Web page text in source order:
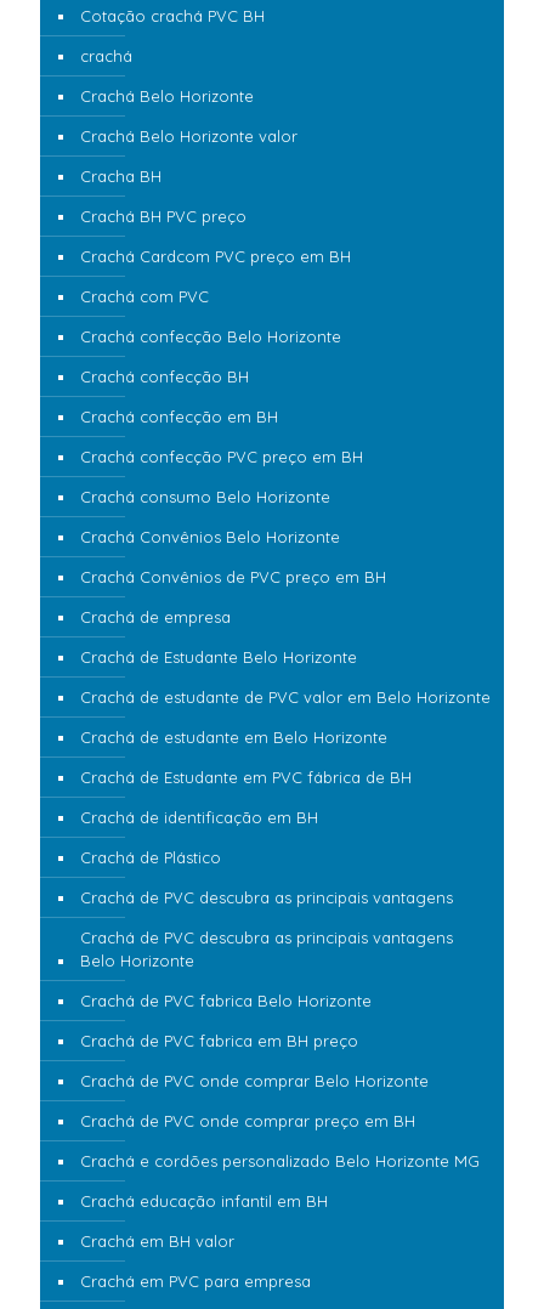
Cotação crachá PVC BH
crachá
Crachá Belo Horizonte
Crachá Belo Horizonte valor
Cracha BH
Crachá BH PVC preço
Crachá Cardcom PVC preço em BH
Crachá com PVC
Crachá confecção Belo Horizonte
Crachá confecção BH
Crachá confecção em BH
Crachá confecção PVC preço em BH
Crachá consumo Belo Horizonte
Crachá Convênios Belo Horizonte
Crachá Convênios de PVC preço em BH
Crachá de empresa
Crachá de Estudante Belo Horizonte
Crachá de estudante de PVC valor em Belo Horizonte
Crachá de estudante em Belo Horizonte
Crachá de Estudante em PVC fábrica de BH
Crachá de identificação em BH
Crachá de Plástico
Crachá de PVC descubra as principais vantagens
Crachá de PVC descubra as principais vantagens
Belo Horizonte
Crachá de PVC fabrica Belo Horizonte
Crachá de PVC fabrica em BH preço
Crachá de PVC onde comprar Belo Horizonte
Crachá de PVC onde comprar preço em BH
Crachá e cordões personalizado Belo Horizonte MG
Crachá educação infantil em BH
Crachá em BH valor
Crachá em PVC para empresa